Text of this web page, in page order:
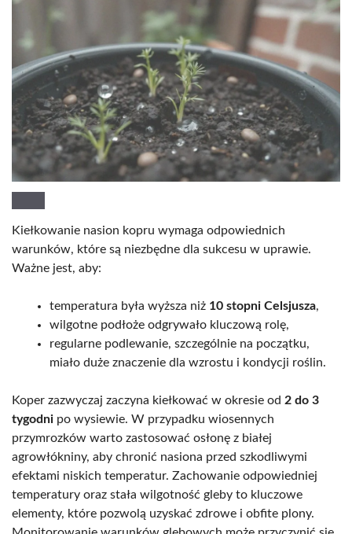
Kiełkowanie nasion kopru wymaga odpowiednich
warunków, które są niezbędne dla sukcesu w uprawie.
Ważne jest, aby:
temperatura była wyższa niż 10 stopni Celsjusza,
wilgotne podłoże odgrywało kluczową rolę,
regularne podlewanie, szczególnie na początku,
miało duże znaczenie dla wzrostu i kondycji roślin.
Koper zazwyczaj zaczyna kiełkować w okresie od 2 do 3
tygodni po wysiewie. W przypadku wiosennych
przymrozków warto zastosować osłonę z białej
agrowłókniny, aby chronić nasiona przed szkodliwymi
efektami niskich temperatur. Zachowanie odpowiedniej
temperatury oraz stała wilgotność gleby to kluczowe
elementy, które pozwolą uzyskać zdrowe i obfite plony.